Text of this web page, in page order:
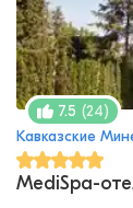
7.5 (24)
Кавказские
MediSpa-